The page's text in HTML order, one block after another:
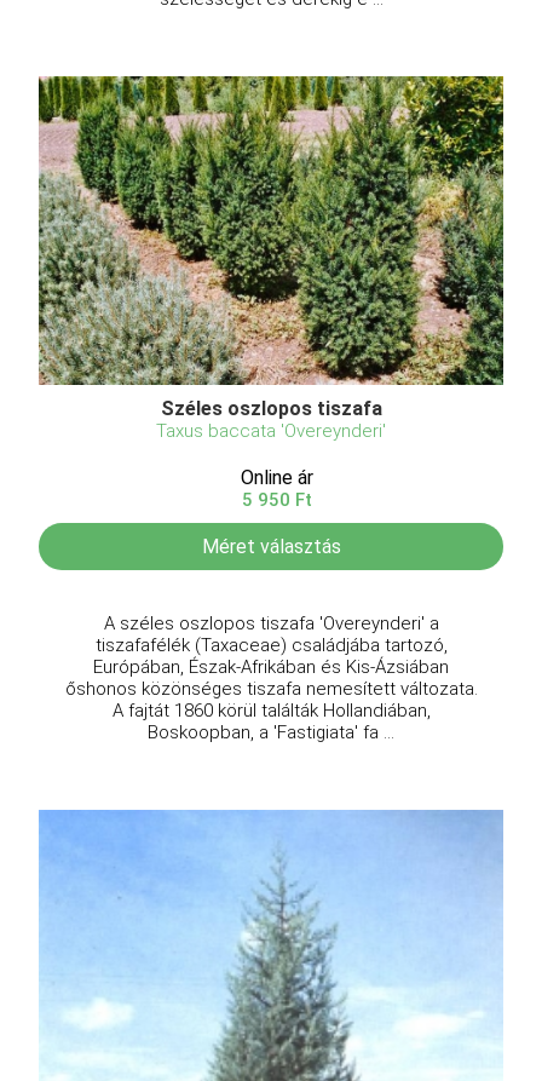
Széles oszlopos tiszafa
Taxus baccata 'Overeynderi'
Online ár
5 950 Ft
Méret választás
A széles oszlopos tiszafa 'Overeynderi' a
tiszafafélék (Taxaceae) családjába tartozó,
Európában, Észak-Afrikában és Kis-Ázsiában
őshonos közönséges tiszafa nemesített változata.
A fajtát 1860 körül találták Hollandiában,
Boskoopban, a 'Fastigiata' fa ...